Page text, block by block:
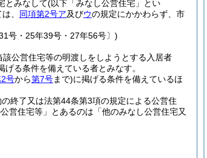
とみなして(以下「みなし公営住宅」とい
、 同項第2号ア及びウの規定にかかわらず、市
号・25年39号・27年56号〕)
公営住宅等の明渡しをしようとする入居者
げる条件を備えている者とみなす。
号から第7号まで)に掲げる条件を備えているほ
終了又は法第44条第3項の規定による公営住
営住宅等」とあるのは「他のみなし公営住宅又